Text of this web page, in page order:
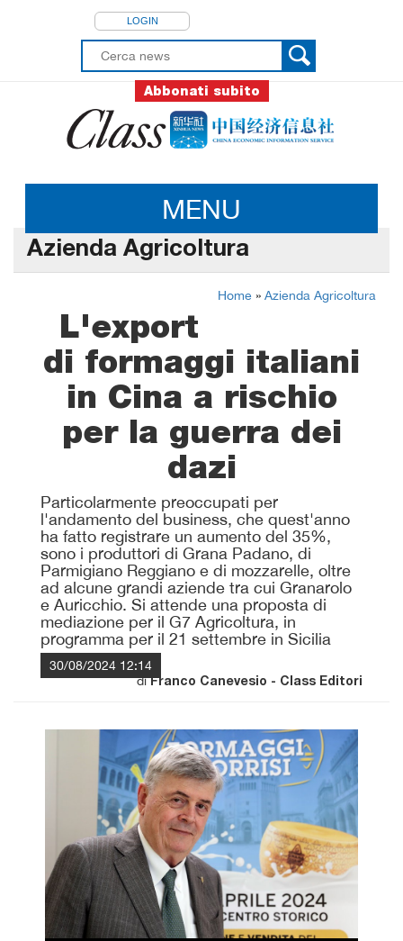
LOGIN
Abbonati subito
MENU
Azienda Agricoltura
Home » Azienda Agricoltura
L'export
di formaggi italiani
in Cina a rischio
per la guerra dei
dazi
Particolarmente preoccupati per
l'andamento del business, che quest'anno
ha fatto registrare un aumento del 35%,
sono i produttori di Grana Padano, di
Parmigiano Reggiano e di mozzarelle, oltre
ad alcune grandi aziende tra cui Granarolo
e Auricchio. Si attende una proposta di
mediazione per il G7 Agricoltura, in
programma per il 21 settembre in Sicilia
30/08/2024 12:14
diFranco Canevesio - Class Editori